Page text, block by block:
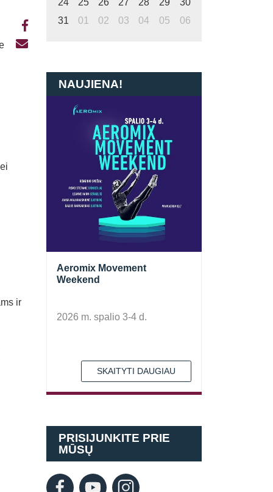
ir
24
25 26 27 28 29
30
31
01 02 03 04 05 06
NAUJIENA!
Aeromix Movement
Weekend
2026 m. spalio 3-4 d.
SKAITYTI DAUGIAU
PRISIJUNKITE PRIE
MŪSŲ